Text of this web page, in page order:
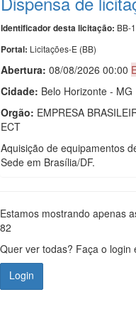
Identificador desta licitação: BB-
Portal: Licitações-E (BB)
Abertura: 08/08/2026 00:00
Cidade: Belo Horizonte - MG
Orgão: EMPRESA
ECT
Aquisição de equipamentos
Sede em Brasília/DF.
Estamos mostrando apenas
82
Quer ver todas? Faça o login
Login